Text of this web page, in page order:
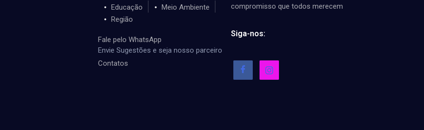
Educação
Meio Ambiente
Região
Fale pelo WhatsApp
Envie Sugestões e seja nosso parceiro
Contatos
compromisso que todos merecem
Siga-nos: